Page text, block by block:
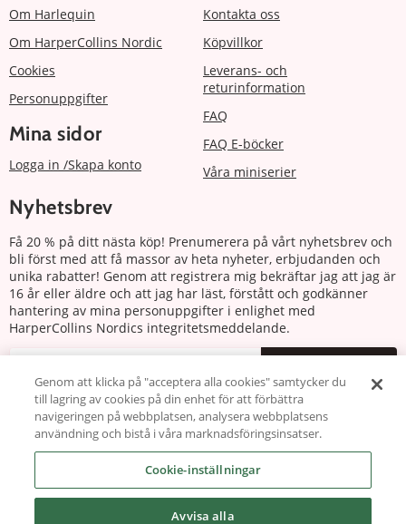
Om Harlequin
Om HarperCollins Nordic
Cookies
Personuppgifter
Mina sidor
Logga in /Skapa konto
Kontakta oss
Köpvillkor
Leverans- och
returinformation
FAQ
FAQ E-böcker
Våra miniserier
Nyhetsbrev
Få 20 % på ditt nästa köp! Prenumerera på vårt nyhetsbrev och
bli först med att få massor av heta nyheter, erbjudanden och
unika rabatter! Genom att registrera mig bekräftar jag att jag är
16 år eller äldre och att jag har läst, förstått och godkänner
hantering av mina personuppgifter i enlighet med
HarperCollins Nordics integritetsmeddelande.
Följ oss
Genom att klicka på "acceptera alla cookies" samtycker du
till lagring av cookies på din enhet för att förbättra
navigeringen på webbplatsen, analysera webbplatsens
användning och bistå i våra marknadsföringsinsatser.
Cookie-inställningar
Avvisa alla